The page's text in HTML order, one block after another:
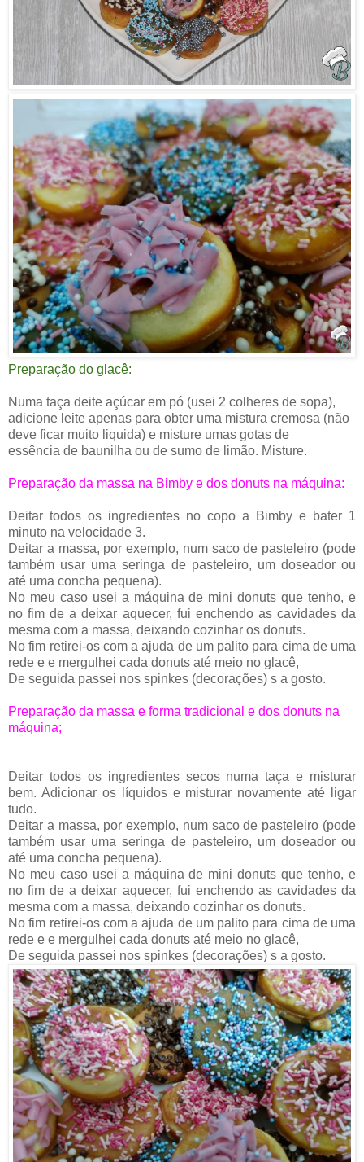
Preparação do glacê:
Numa taça deite açúcar em pó (usei 2 colheres de sopa),
adicione leite apenas para obter uma mistura cremosa (não
deve ficar muito liquida) e misture umas gotas de
essência de baunilha ou de sumo de limão. Misture.
Preparação da massa na Bimby e dos donuts na máquina:
Deitar todos os ingredientes no copo a Bimby e bater 1
minuto na velocidade 3.
Deitar a massa, por exemplo, num saco de pasteleiro (pode
também usar uma seringa de pasteleiro, um doseador ou
até uma concha pequena).
No meu caso usei a máquina de mini donuts que tenho, e
no fim de a deixar aquecer, fui enchendo as cavidadesda
mesma com a massa, deixando cozinhar os donuts.
No fim retirei-os com a ajuda de um palito para cima de uma
rede e e mergulhei cada donuts até meio no glacê,
De seguida passei nos spinkes (decorações) s a gosto.
Preparação da massa e forma tradicional e dos donuts na
máquina;
Deitar todos os ingredientes secos numa taça e misturar
bem. Adicionaros líquidose misturar novamente até ligar
tudo.
Deitar a massa, por exemplo, num saco de pasteleiro (pode
também usar uma seringa de pasteleiro, um doseador ou
até uma concha pequena).
No meu caso usei a máquina de mini donuts que tenho, e
no fim de a deixar aquecer, fui enchendo as cavidadesda
mesma com a massa, deixando cozinhar os donuts.
No fim retirei-os com a ajuda de um palito para cima de uma
rede e e mergulhei cada donuts até meio no glacê,
De seguida passei nos spinkes (decorações) s a gosto.